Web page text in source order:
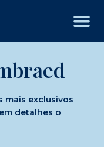
mais exclusivos
detalhes o